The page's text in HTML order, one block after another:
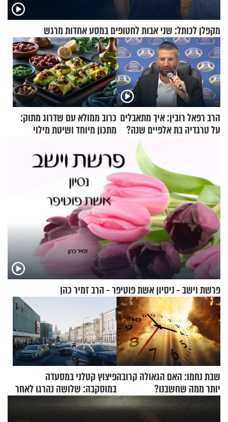
מקפלן לכותל: שני אבות לחטופים במסע אחדות מרגש
הרב רפאל רובין: איך מתאבלים
על טרגדיה בת אלפיים שנה?
כרוב ממולא עם שדרוג מתוק:
מתכון מיוחד ושיטת מילוי
פרשת וישב - ניסיון אשת פוטיפר - הרב זמיר כהן
שבת נחמו: האם הגאולה קרובה
יותר ממה שחשבנו?
פיצוץ קטלני במסעדה
במוסקבה: שלושה נהרגו לאחר
שמטען שנשאה אישה התפוצץ